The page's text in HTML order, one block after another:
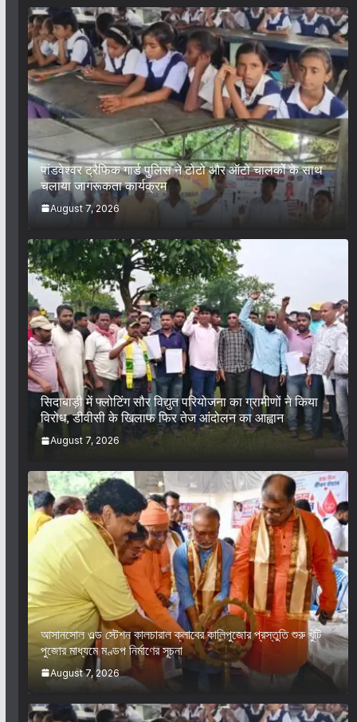
पांडवेश्वर ट्रैफिक गार्ड पुलिस ने टोटो और ऑटो चालकों के साथ
चलाया जागरूकता कार्यक्रम
August 7, 2026
सिदाबाड़ी में फ्लोटिंग सौर विद्युत परियोजना का ग्रामीणों ने किया
विरोध, डीवीसी के खिलाफ फिर तेज आंदोलन का आह्वान
August 7, 2026
আসানসোল ওল্ড স্টেশন কালচারাল ক্লাবের কালিপুজোর প্রস্তুতি শুরু খুঁটি
পুজোর মাধ্যমে মণ্ডপ নির্মাণের সূচনা
August 7, 2026